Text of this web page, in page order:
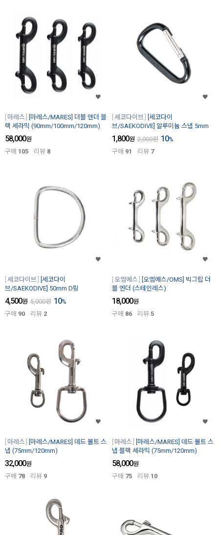
마레스
[마레스/MARES] 더블 앤더 블
랙 세라믹 (90mm/100mm/120mm)
58,000원
구매 105 리뷰 8
세코다이브
[세코다이
브/SAEKODIVE] 알루미늄 스냅 5mm
1,800원 2,000원 10%
구매 91 리뷰 7
세코다이브
[세코다이
브/SAEKODIVE] 50mm D링
4,500원 5,000원 10%
구매 90 리뷰 2
오엠에스
[오엠에스/OMS] 빅그립 더
블 엔더 (스테인레스)
18,000원
구매 86 리뷰 5
마레스
[마레스/MARES] 데드 볼트 스
냅 (75mm/120mm)
32,000원
구매 78 리뷰 9
마레스
[마레스/MARES] 데드 볼트 스
냅 블랙 세라믹 (75mm/120mm)
58,000원
구매 75 리뷰 10